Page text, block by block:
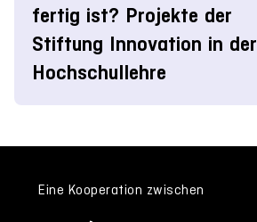
fertig ist? Projekte der
Stiftung Innovation in der
Hochschullehre
Eine Kooperation zwischen